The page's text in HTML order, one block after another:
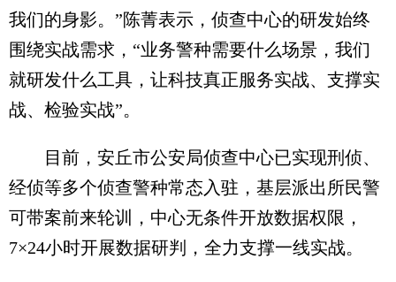
我们的身影。”陈菁表示，侦查中心的研发始终
围绕实战需求，“业务警种需要什么场景，我们
就研发什么工具，让科技真正服务实战、支撑实
战、检验实战”。
目前，安丘市公安局侦查中心已实现刑侦、
经侦等多个侦查警种常态入驻，基层派出所民警
可带案前来轮训，中心无条件开放数据权限，
7×24小时开展数据研判，全力支撑一线实战。